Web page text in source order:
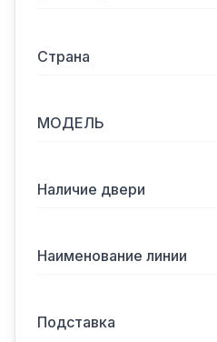
Страна
МОДЕЛЬ
Наличие двери
Наименование линии
Подставка